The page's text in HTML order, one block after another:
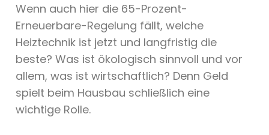
Wenn auch hier die 65-Prozent-
Erneuerbare-Regelung fällt, welche
Heiztechnik ist jetzt und langfristig die
beste? Was ist ökologisch sinnvoll und vor
allem, was ist wirtschaftlich? Denn Geld
spielt beim Hausbau schließlich eine
wichtige Rolle.